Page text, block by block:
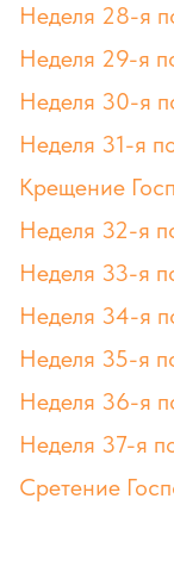
Неделя 28-я
Неделя 29-я
Неделя 30-я
Неделя 31-я
Крещение
Неделя 32-я
Неделя 33-я
Неделя 34-я
Неделя 35-я
Неделя 36-я
Неделя 37-я
Сретение